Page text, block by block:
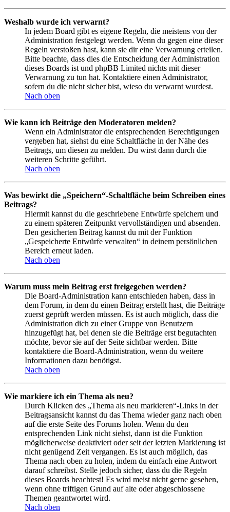
Weshalb wurde ich verwarnt?
In jedem Board gibt es eigene Regeln, die meistens von der
Administration festgelegt werden. Wenn du gegen eine dieser
Regeln verstoßen hast, kann sie dir eine Verwarnung erteilen.
Bitte beachte, dass dies die Entscheidung der Administration
dieses Boards ist und phpBB Limited nichts mit dieser
Verwarnung zu tun hat. Kontaktiere einen Administrator,
sofern du die nicht sicher bist, wieso du verwarnt wurdest.
Nach oben
Wie kann ich Beiträge den Moderatoren melden?
Wenn ein Administrator die entsprechenden Berechtigungen
vergeben hat, siehst du eine Schaltfläche in der Nähe des
Beitrags, um diesen zu melden. Du wirst dann durch die
weiteren Schritte geführt.
Nach oben
Was bewirkt die „Speichern“-Schaltfläche beim Schreiben eines
Beitrags?
Hiermit kannst du die geschriebene Entwürfe speichern und
zu einem späteren Zeitpunkt vervollständigen und absenden.
Den gesicherten Beitrag kannst du mit der Funktion
„Gespeicherte Entwürfe verwalten“ in deinem persönlichen
Bereich erneut laden.
Nach oben
Warum muss mein Beitrag erst freigegeben werden?
Die Board-Administration kann entschieden haben, dass in
dem Forum, in dem du einen Beitrag erstellt hast, die Beiträge
zuerst geprüft werden müssen. Es ist auch möglich, dass die
Administration dich zu einer Gruppe von Benutzern
hinzugefügt hat, bei denen sie die Beiträge erst begutachten
möchte, bevor sie auf der Seite sichtbar werden. Bitte
kontaktiere die Board-Administration, wenn du weitere
Informationen dazu benötigst.
Nach oben
Wie markiere ich ein Thema als neu?
Durch Klicken des „Thema als neu markieren“-Links in der
Beitragsansicht kannst du das Thema wieder ganz nach oben
auf die erste Seite des Forums holen. Wenn du den
entsprechenden Link nicht siehst, dann ist die Funktion
möglicherweise deaktiviert oder seit der letzten Markierung ist
nicht genügend Zeit vergangen. Es ist auch möglich, das
Thema nach oben zu holen, indem du einfach eine Antwort
darauf schreibst. Stelle jedoch sicher, dass du die Regeln
dieses Boards beachtest! Es wird meist nicht gerne gesehen,
wenn ohne triftigen Grund auf alte oder abgeschlossene
Themen geantwortet wird.
Nach oben